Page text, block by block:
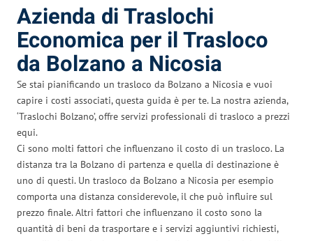
Azienda di Traslochi
Economica per il Trasloco
da Bolzano a Nicosia
Se stai pianificando un trasloco da Bolzano a Nicosia e vuoi
capire i costi associati, questa guida è per te. La nostra azienda,
‘Traslochi Bolzano’, offre servizi professionali di trasloco a prezzi
equi.
Ci sono molti fattori che influenzano il costo di un trasloco. La
distanza tra la Bolzano di partenza e quella di destinazione è
uno di questi. Un trasloco da Bolzano a Nicosia per esempio
comporta una distanza considerevole, il che può influire sul
prezzo finale. Altri fattori che influenzano il costo sono la
quantità di beni da trasportare e i servizi aggiuntivi richiesti,